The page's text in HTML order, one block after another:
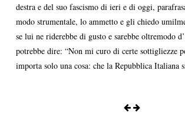
destra e del suo fascismo di ieri e di oggi,
modo strumentale, lo ammetto e gli chiedo
se lui ne riderebbe di gusto e sarebbe oltremodo
potrebbe dire: “Non mi curo di certe sottigliezze
importa solo una cosa: che la Repubblica Italiana